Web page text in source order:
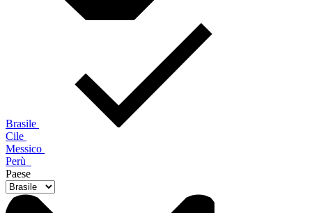
Brasile
Cile
Messico
Perù
Paese